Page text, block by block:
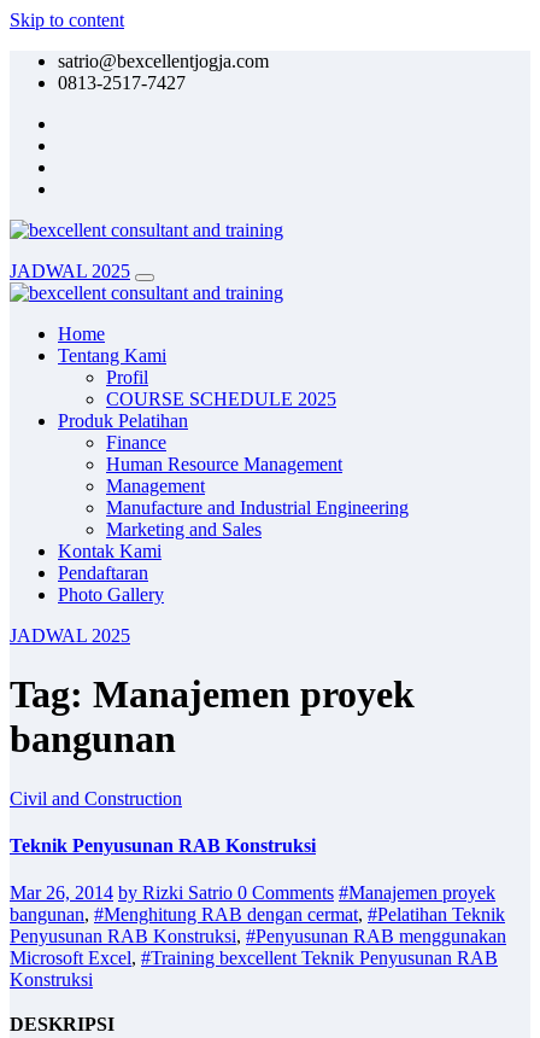
Skip to content
satrio@bexcellentjogja.com
0813-2517-7427
JADWAL 2025
Home
Tentang Kami
Profil
COURSE SCHEDULE 2025
Produk Pelatihan
Finance
Human Resource Management
Management
Manufacture and Industrial Engineering
Marketing and Sales
Kontak Kami
Pendaftaran
Photo Gallery
JADWAL 2025
Tag: Manajemen proyek
bangunan
Civil and Construction
Teknik Penyusunan RAB Konstruksi
Mar 26, 2014 by Rizki Satrio 0 Comments #Manajemen proyek
bangunan, #Menghitung RAB dengan cermat, #Pelatihan Teknik
Penyusunan RAB Konstruksi, #Penyusunan RAB menggunakan
Microsoft Excel, #Training bexcellent Teknik Penyusunan RAB
Konstruksi
DESKRIPSI